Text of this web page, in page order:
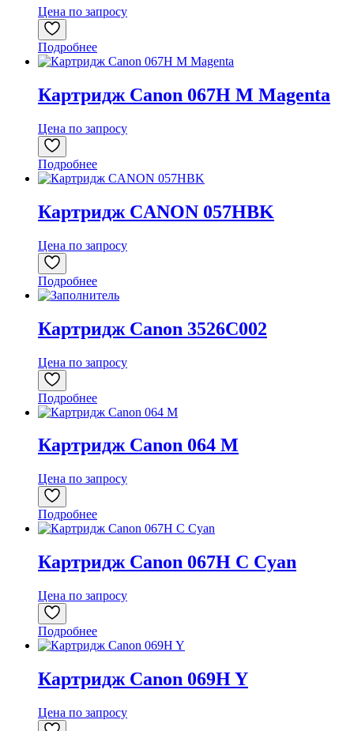
Цена по запросу
Подробнее
Картридж Canon 067H M Magenta
Цена по запросу
Подробнее
Картридж CANON 057HBK
Цена по запросу
Подробнее
Картридж Canon 3526C002
Цена по запросу
Подробнее
Картридж Canon 064 M
Цена по запросу
Подробнее
Картридж Canon 067H C Cyan
Цена по запросу
Подробнее
Картридж Canon 069H Y
Цена по запросу